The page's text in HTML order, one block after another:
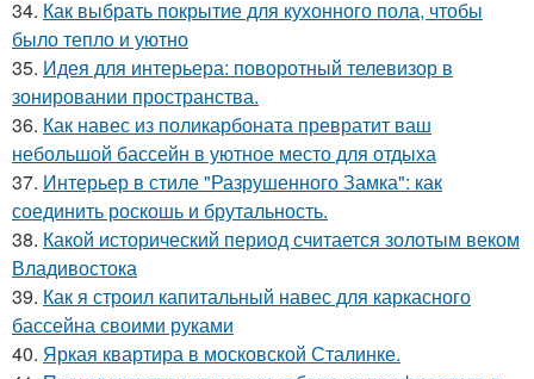
34. Как выбрать покрытие для кухонного пола, чтобы
было тепло и уютно
35. Идея для интерьера: поворотный телевизор в
зонировании пространства.
36. Как навес из поликарбоната превратит ваш
небольшой бассейн в уютное место для отдыха
37. Интерьер в стиле "Разрушенного Замка": как
соединить роскошь и брутальность.
38. Какой исторический период считается золотым веком
Владивостока
39. Как я строил капитальный навес для каркасного
бассейна своими руками
40. Яркая квартира в московской Сталинке.